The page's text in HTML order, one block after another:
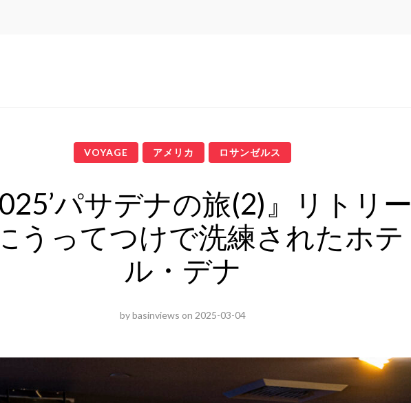
VOYAGE アメリカ ロサンゼルス
パサデナの旅(2)』リトリー
うってつけで洗練されたホテ
ル・デナ
bybasinviews on 2025-03-04